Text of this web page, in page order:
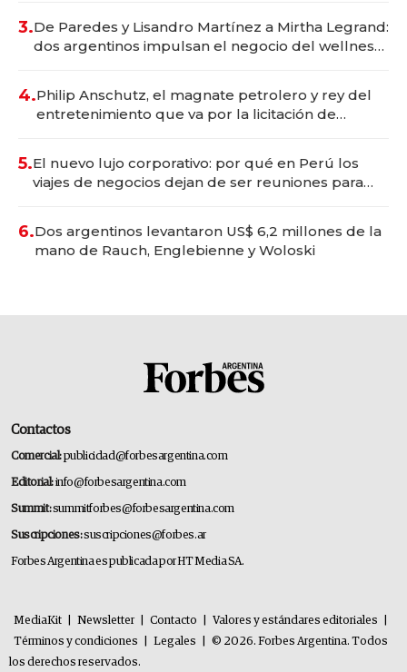
3.De Paredes y Lisandro Martínez a Mirtha Legrand:
dos argentinos impulsan el negocio del wellness
4.Philip Anschutz, el magnate petrolero y rey del
entretenimiento que va por la licitación de
5.El nuevo lujo corporativo: por qué en Perú los
viajes de negocios dejan de ser reuniones para
6.Dos argentinos levantaron US$ 6,2 millones de la
mano de Rauch, Englebienne y Woloski
Contactos
Comercial:publicidad@forbesargentina.com
Editorial:info@forbesargentina.com
Summit:summitforbes@forbesargentina.com
Suscripciones:suscripciones@forbes.ar
Forbes Argentina es publicada por HT Media SA.
MediaKit Newsletter Contacto Valores y estándares editoriales
Términos y condiciones
Legales
© 2026. Forbes Argentina. Todos
los derechos reservados.